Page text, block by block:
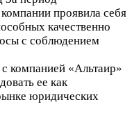
проявила себя
качественно
с соблюдением
компанией «‎Альтаир»
ее как
юридических